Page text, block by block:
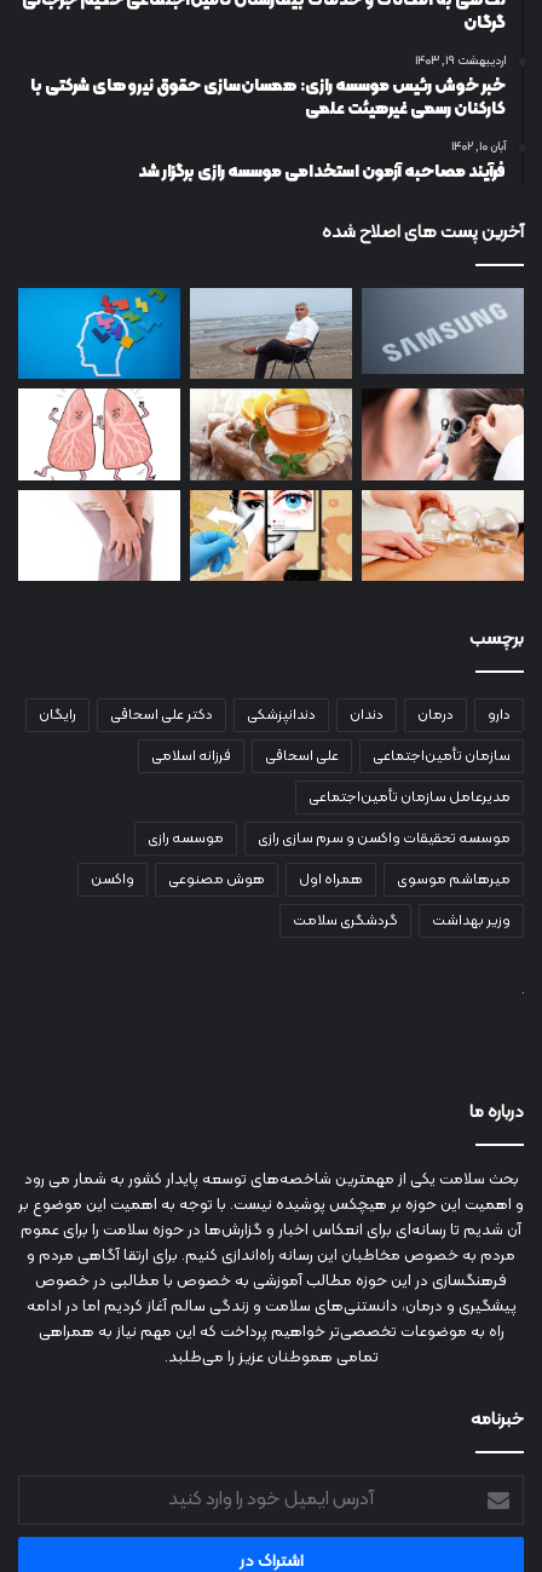
گرگان
اردیبهشت ۱۹, ۱۴۰۳
خبر خوش رئیس موسسه رازی: همسان‌سازی حقوق نیروهای شرکتی با
کارکنان رسمی غیرهیئت علمی
آبان ۱۰, ۱۴۰۲
فرآیند مصاحبه آزمون استخدامی موسسه رازی برگزار شد
آخرین پست های اصلاح شده
برچسب
دارو درمان دندان دندانپزشکی دکتر علی اسحاقی
رایگان
سازمان تأمین‌اجتماعی
علی اسحاقی
فرزانه اسلامی
مدیرعامل سازمان تأمین‌اجتماعی
موسسه تحقیقات واکسن و سرم سازی رازی
موسسه رازی
میرهاشم موسوی
همراه اول هوش مصنوعی
واکسن
وزیر بهداشت
گردشگری سلامت
درباره ما
بحث سلامت یکی از مهمترین شاخصه‌های توسعه پایدار کشور به شمار می رود
و اهمیت این حوزه بر هیچکس پوشیده نیست. با توجه به اهمیت این موضوع بر
آن شدیم تا رسانه‌ای برای انعکاس اخبار و گزارش‌ها در حوزه سلامت را برای عموم
مردم به خصوص مخاطبان این رسانه راه‌اندازی کنیم. برای ارتقا آگاهی مردم و
فرهنگسازی در این حوزه مطالب آموزشی به خصوص با مطالبی در خصوص
پیشگیری و درمان، دانستنی‌های سلامت و زندگی سالم آغاز کردیم اما در ادامه
راه به موضوعات تخصصی‌تر خواهیم پرداخت که این مهم نیاز به همراهی
تمامی هموطنان عزیز را می‌طلبد.
خبرنامه
آدرس
ایمیل
خود